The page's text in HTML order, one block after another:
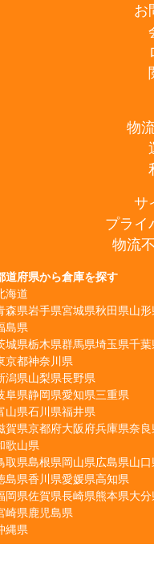
お
物
サ
プライ
物流
道府県から倉庫を探す
海道
森県岩手県宮城県秋田県山形
島県
城県栃木県群馬県埼玉県千葉
京都神奈川県
潟県山梨県長野県
阜県静岡県愛知県三重県
山県石川県福井県
賀県京都府大阪府兵庫県奈良
歌山県
取県島根県岡山県広島県山口
島県香川県愛媛県高知県
岡県佐賀県長崎県熊本県大分
崎県鹿児島県
縄県